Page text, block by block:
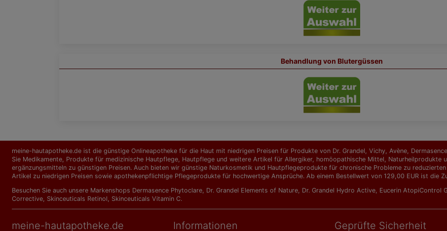
Behandlung von Blutergüssen
meine-hautapotheke.de ist die günstige Onlineapotheke für die Haut mit niedrigen Preisen für Produkte von Dr. Grandel, Vichy, Avène,
Sie Medikamente, Produkte für medizinische Hautpflege, Hautpflege und weitere Artikel für Allergiker, homöopathische Mittel, Naturheilprodukte
ergänzungs­mitteln zu günstigen Preisen. Auch bieten wir günstige Naturkosmetik und Hautpflegeprodukte für chronische Probleme zu
Artikel zu niedrigen Preisen sowie apothekenpflichtige Pflegeprodukte für hochwertige Ansprüche. Ab einem Bestellwert von 129,00 EUR ist die
Besuchen Sie auch unsere Markenshops Dermasence Phytoclare, Dr. Grandel Elements of Nature, Dr. Grandel Hydro Active, Eucerin AtopiControl
Corrective, Skinceuticals Retinol, Skinceuticals Vitamin C.
meine-hautapotheke.de Informationen Geprüfte Sicherheit